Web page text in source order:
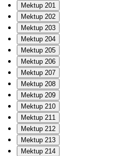
Mektup 201
Mektup 202
Mektup 203
Mektup 204
Mektup 205
Mektup 206
Mektup 207
Mektup 208
Mektup 209
Mektup 210
Mektup 211
Mektup 212
Mektup 213
Mektup 214